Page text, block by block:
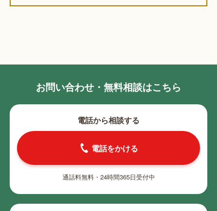
お問い合わせ・無料相談はこちら
電話から相談する
電話をかける
通話料無料・24時間365日受付中